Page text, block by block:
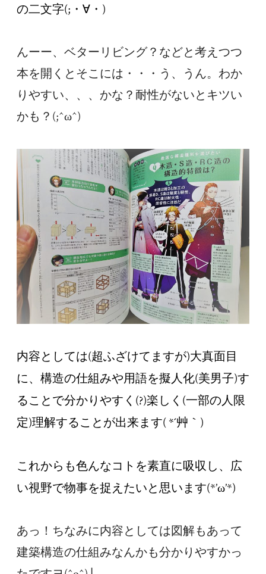
の二文字(; ・∀・ )
んーー、ベターリビング？などと考えつつ
本を開くとそこには・・・う、うん。わか
りやすい、、、かな？耐性がないとキツい
かも？(;^ω^)
内容としては(超ふざけてますが)大真面目
に、構造の仕組みや用語を擬人化(美男子)す
ることで分かりやすく (?)楽しく (一部の人限
定)理解することが出来ます( *´艸｀ )
これからも色んなコトを素直に吸収し、広
い視野で物事を捉えたいと思います(*’ω’*)
あっ！ちなみに内容としては図解もあって
建築構造の仕組みなんかも分かりやすかっ